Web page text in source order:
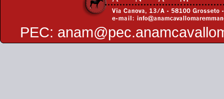
PEC: